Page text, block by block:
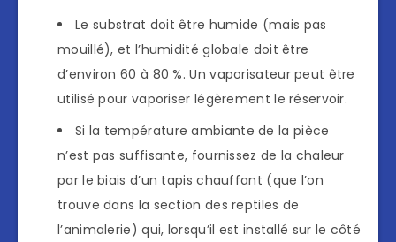
Le substrat doit être humide (mais pas
mouillé), et l’humidité globale doit être
d’environ 60 à 80 %. Un vaporisateur peut être
utilisé pour vaporiser légèrement le réservoir.
Si la température ambiante de la pièce
n’est pas suffisante, fournissez de la chaleur
par le biais d’un tapis chauffant (que l’on
trouve dans la section des reptiles de
l’animalerie) qui, lorsqu’il est installé sur le côté